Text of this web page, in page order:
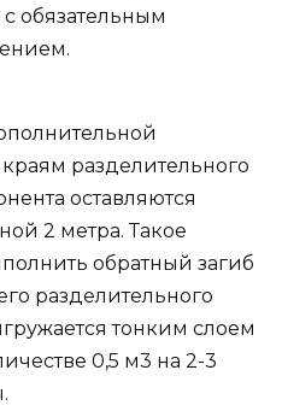
обязательным
разделительного
оставляются
2 метра. Такое
обратный загиб
разделительного
тонким слоем
0,5 м3 на 2-3